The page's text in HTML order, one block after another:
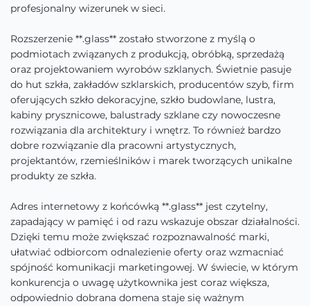
profesjonalny wizerunek w sieci.
Rozszerzenie **.glass** zostało stworzone z myślą o
podmiotach związanych z produkcją, obróbką, sprzedażą
oraz projektowaniem wyrobów szklanych. Świetnie pasuje
do hut szkła, zakładów szklarskich, producentów szyb, firm
oferujących szkło dekoracyjne, szkło budowlane, lustra,
kabiny prysznicowe, balustrady szklane czy nowoczesne
rozwiązania dla architektury i wnętrz. To również bardzo
dobre rozwiązanie dla pracowni artystycznych,
projektantów, rzemieślników i marek tworzących unikalne
produkty ze szkła.
Adres internetowy z końcówką **.glass** jest czytelny,
zapadający w pamięć i od razu wskazuje obszar działalności.
Dzięki temu może zwiększać rozpoznawalność marki,
ułatwiać odbiorcom odnalezienie oferty oraz wzmacniać
spójność komunikacji marketingowej. W świecie, w którym
konkurencja o uwagę użytkownika jest coraz większa,
odpowiednio dobrana domena staje się ważnym